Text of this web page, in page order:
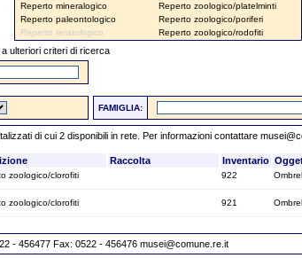
Reperto mineralogico
Reperto paleontologico
Reperto teratologico
Reperto zoologico/platelminti
Reperto zoologico/poriferi
Reperto zoologico/rodofiti
ulteriori criteri di ricerca
FAMIGLIA:
di cui 2 disponibili in rete. Per informazioni contattare
Raccolta Inventario
zoologico/clorofiti 922
zoologico/clorofiti 921
- 456477 Fax: 0522 - 456476 musei@comune.re.it